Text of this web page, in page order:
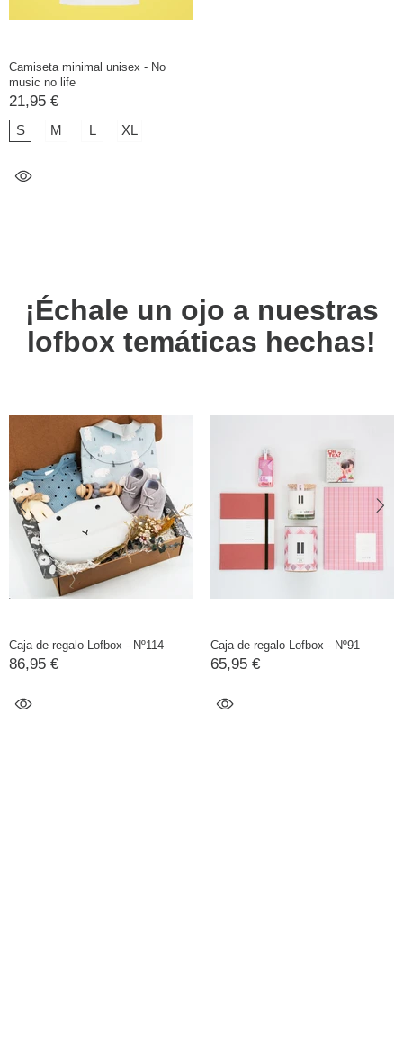
Camiseta minimal unisex - No
music no life
21,95 €
S M L XL
¡Échale un ojo a nuestras
lofbox temáticas hechas!
Caja de regalo Lofbox - Nº114
86,95 €
Caja de regalo Lofbox - Nº91
65,95 €